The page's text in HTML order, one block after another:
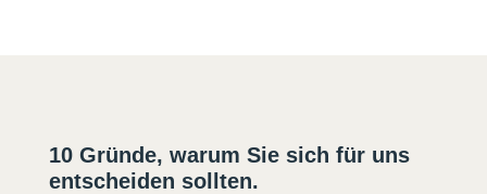
10 Gründe, warum Sie sich für uns
entscheiden sollten.